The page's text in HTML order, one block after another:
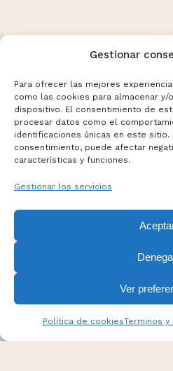
Gestionar
Para ofrecer las mejores
como las cookies para almacenar
dispositivo. El consentimiento de
procesar datos como el
identificaciones únicas en este
consentimiento, puede afectar
características y funciones.
Gestionar los servicios
Ver
Política de cookiesTerminos y
Términos y
Aviso
Politicas de